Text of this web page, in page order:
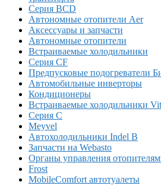
Серия BCD
Автономные отопители Аer
Аксессуары и запчасти
Автономные отопители
Встраиваемые холодильники
Серия CF
Предпусковые подогреватели
Автомобильные инверторы
Кондиционеры
Встраиваемые холодильники
Серия C
Meyvel
Автохолодильники Indel B
Запчасти на Webasto
Органы управления
Frost
MobileComfort автотуалеты